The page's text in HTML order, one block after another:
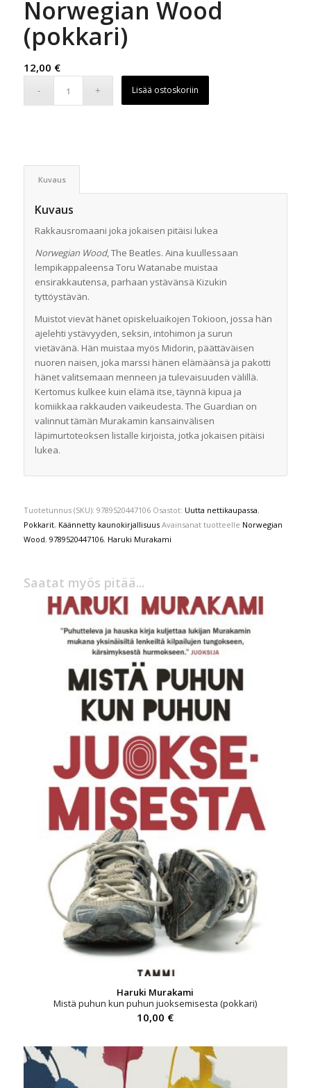
Norwegian Wood
(pokkari)
12,00 €
Lisää ostoskoriin
Kuvaus
Kuvaus
Rakkausromaani joka jokaisen pitäisi lukea
Norwegian Wood, The Beatles. Aina kuullessaan
lempikappaleensa Toru Watanabe muistaa
ensirakkautensa, parhaan ystävänsä Kizukin
tyttöystävän.
Muistot vievät hänet opiskeluaikojen Tokioon, jossa hän
ajelehti ystävyyden, seksin, intohimon ja surun
vietävänä. Hän muistaa myös Midorin, päättäväisen
nuoren naisen, joka marssi hänen elämäänsä ja pakotti
hänet valitsemaan menneen ja tulevaisuuden välillä.
Kertomus kulkee kuin elämä itse, täynnä kipua ja
komiikkaa rakkauden vaikeudesta. The Guardian on
valinnut tämän Murakamin kansainvälisen
läpimurtoteoksen listalle kirjoista, jotka jokaisen pitäisi
lukea.
Tuotetunnus (SKU): 9789520447106 Osastot: Uutta nettikaupassa,
Pokkarit, Käännetty kaunokirjallisuus Avainsanat tuotteelle Norwegian
Wood, 9789520447106, Haruki Murakami
Saatat myös pitää...
Haruki Murakami
Mistä puhun kun puhun juoksemisesta (pokkari)
10,00 €